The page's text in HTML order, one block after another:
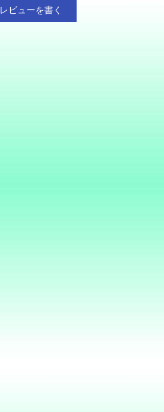
レビューを書く